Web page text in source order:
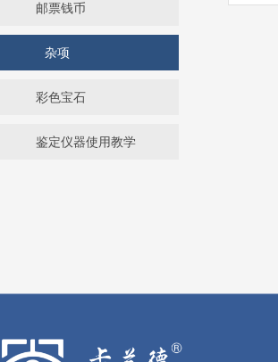
邮票钱币
杂项
彩色宝石
鉴定仪器使用教学